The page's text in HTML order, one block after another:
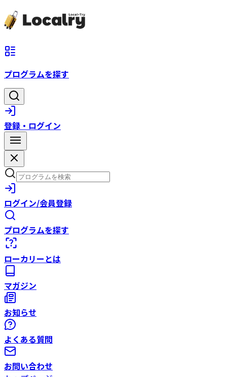
プログラムを探す
登録・ログイン
ログイン/会員登録
プログラムを探す
ローカリーとは
マガジン
お知らせ
よくある質問
お問い合わせ